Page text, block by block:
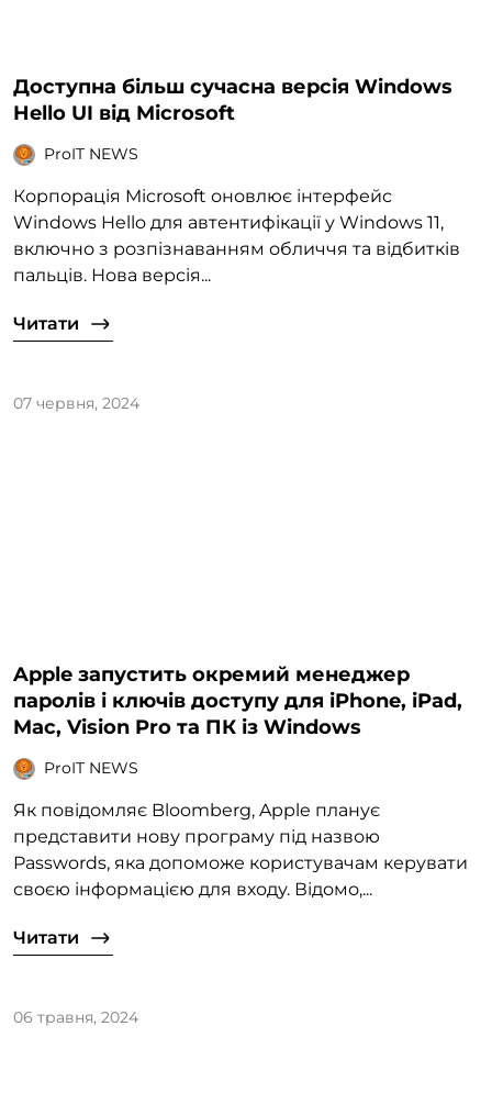
Доступна більш сучасна версія Windows
Hello UI від Microsoft
ProIT NEWS
Корпорація Microsoft оновлює інтерфейс
Windows Hello для автентифікації у Windows 11,
включно з розпізнаванням обличчя та відбитків
пальців. Нова версія...
Читати
07 червня, 2024
Apple запустить окремий менеджер
паролів і ключів доступу для iPhone, iPad,
Mac, Vision Pro та ПК із Windows
ProIT NEWS
Як повідомляє Bloomberg, Apple планує
представити нову програму під назвою
Passwords, яка допоможе користувачам керувати
своєю інформацією для входу. Відомо,...
Читати
06 травня, 2024